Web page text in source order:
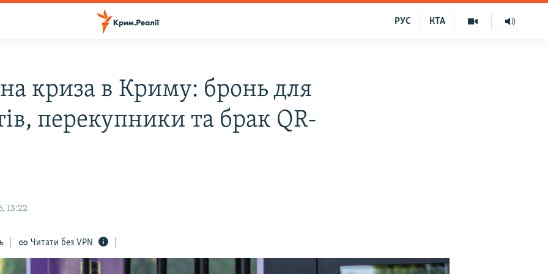
КТА
РУС
криза в Криму: бронь для
перекупники та брак QR-
13:22
Читати без VPN